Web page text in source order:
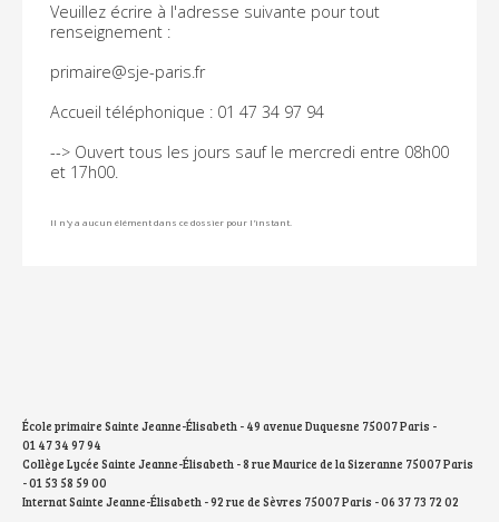
Veuillez écrire à l'adresse suivante pour tout
renseignement :
primaire@sje-paris.fr
Accueil téléphonique : 01 47 34 97 94
--> Ouvert tous les jours sauf le mercredi entre 08h00
et 17h00.
Il n'y a aucun élément dans ce dossier pour l'instant.
École primaire Sainte Jeanne-Élisabeth - 49 avenue Duquesne 75007 Paris -
01 47 34 97 94
Collège Lycée Sainte Jeanne-Élisabeth - 8 rue Maurice de la Sizeranne 75007 Paris
- 01 53 58 59 00
Internat Sainte Jeanne-Élisabeth - 92 rue de Sèvres 75007 Paris - 06 37 73 72 02